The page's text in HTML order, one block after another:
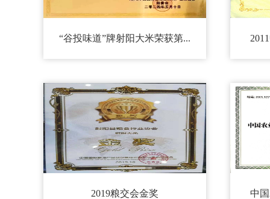
“谷投味道”牌射阳大米荣获第...
2019粮交会金奖 中